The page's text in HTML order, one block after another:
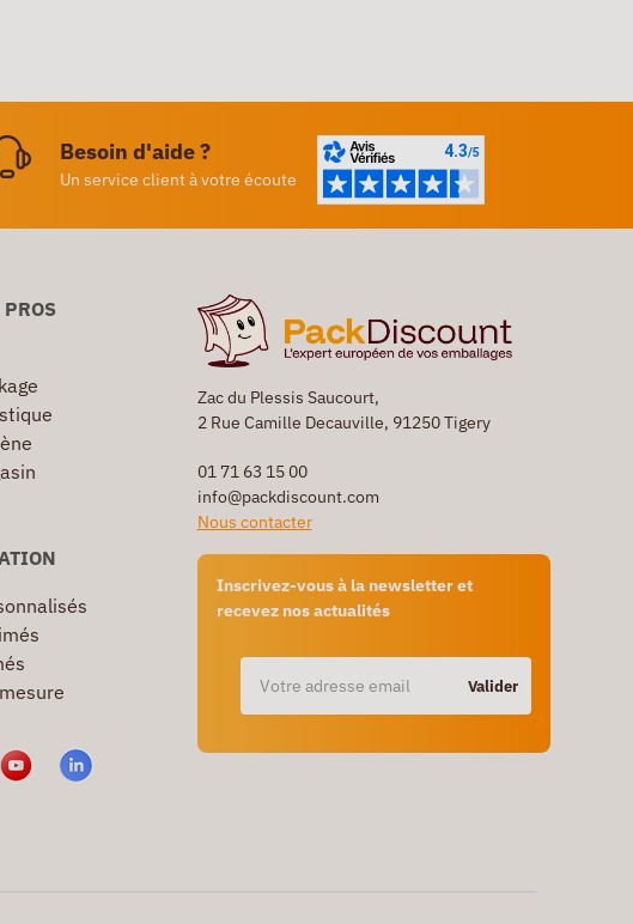
Besoin d'aide ?
Un service client à votre écoute
Zac du Plessis Saucourt,
2 Rue Camille Decauville, 91250 Tigery
01 71 63 15 00
info@packdiscount.com
Nous contacter
Inscrivez-vous à la newsletter et
recevez nos actualités
Valider